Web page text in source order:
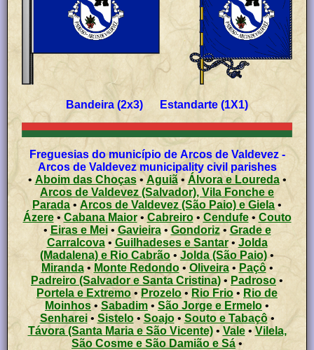
Bandeira (2x3) Estandarte (1X1)
Freguesias do município de Arcos de Valdevez -
Arcos de Valdevez municipality civil parishes
• Aboim das Choças•Aguiã• Álvora e Loureda•
Arcos de Valdevez (Salvador), Vila Fonche e
Parada • Arcos de Valdevez (São Paio) e Giela•
Ázere•Cabana Maior• Cabreiro• Cendufe• Couto
• Eiras e Mei• Gavieira•Gondoriz• Grade e
Carralcova• Guilhadeses e Santar• Jolda
(Madalena) e Rio Cabrão • Jolda (São Paio)•
Miranda• Monte Redondo• Oliveira• Paçô•
Padreiro (Salvador e Santa Cristina) • Padroso •
Portela e Extremo • Prozelo • Rio Frio • Rio de
Moinhos•Sabadim • São Jorge e Ermelo •
Senharei• Sistelo• Soajo• Souto e Tabaçô•
Távora (Santa Maria e São Vicente)• Vale• Vilela,
São Cosme e São Damião e Sá •